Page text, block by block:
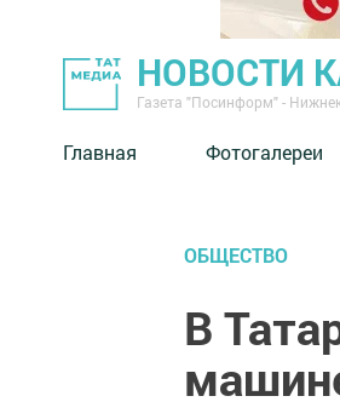
НОВОСТИ
Газета "Посинформ" -
Главная Фотогалереи
ОБЩЕСТВО
В